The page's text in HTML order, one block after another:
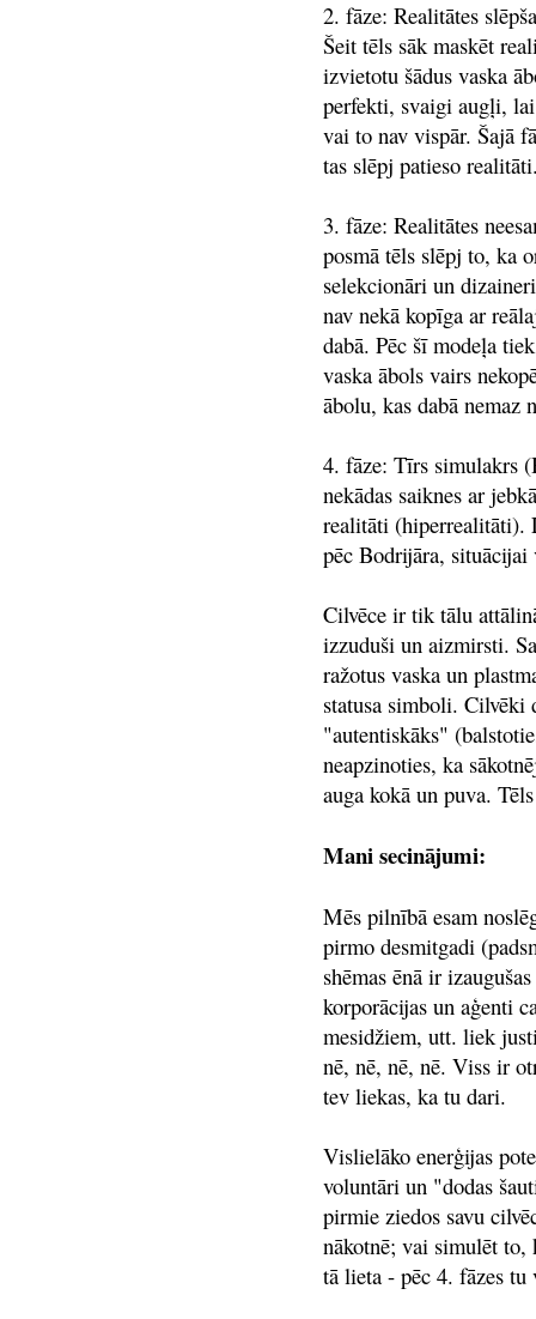
2. fāze: Realitātes
Šeit tēls sāk maskēt
izvietotu šādus vaska
perfekti, svaigi augļi,
vai to nav vispār. Šajā
tas slēpj patieso
3. fāze: Realitātes
posmā tēls slēpj to, ka
selekcionāri un
nav nekā kopīga ar
dabā. Pēc šī modeļa
vaska ābols vairs
ābolu, kas dabā nemaz
4. fāze: Tīrs simulakrs
nekādas saiknes ar
realitāti (hiperrealitāti).
pēc Bodrijāra, situācijai
Cilvēce ir tik tālu
izzuduši un aizmirsti.
ražotus vaska un
statusa simboli. Cilvēki
"autentiskāks"
neapzinoties, ka
auga kokā un puva.
Mani secinājumi:
Mēs pilnībā esam
pirmo desmitgadi
shēmas ēnā ir
korporācijas un aģenti
mesidžiem, utt. liek
nē, nē, nē, nē. Viss ir
tev liekas, ka tu dari.
Vislielāko enerģijas
voluntāri un "dodas
pirmie ziedos savu
nākotnē; vai simulēt
tā lieta - pēc 4. fāzes